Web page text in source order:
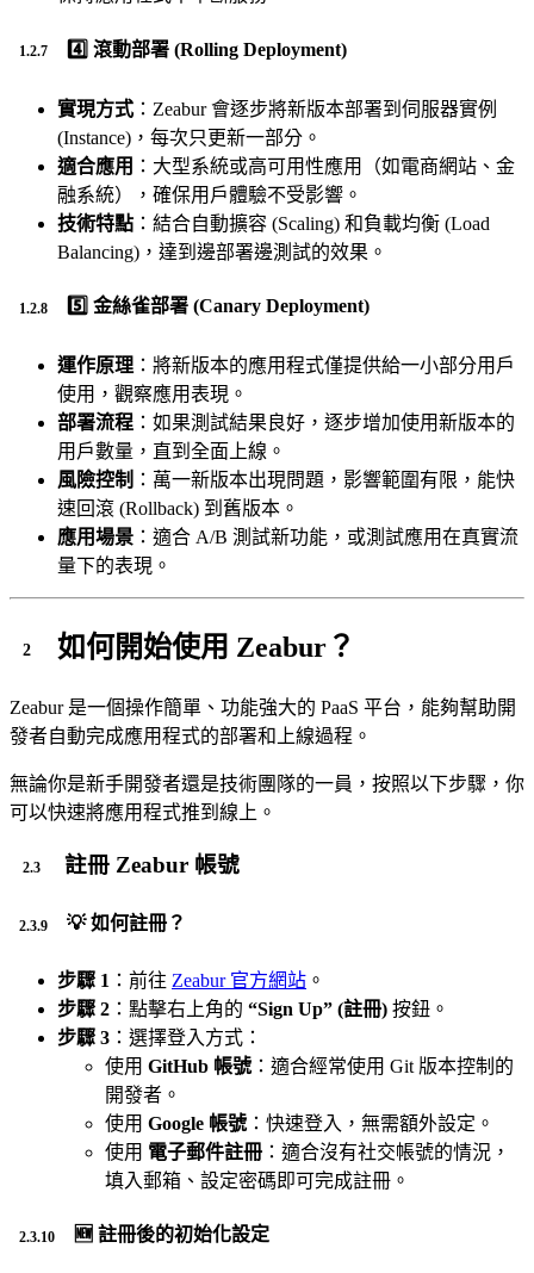
4️⃣ 滾動部署 (Rolling Deployment)
實現方式 ：Zeabur 會逐步將新版本部署到伺服器實例
(Instance)，每次只更新一部分。
適合應用 ：大型系統或高可用性應用（如電商網站、金
融系統），確保用戶體驗不受影響。
技術特點 ：結合自動擴容 (Scaling) 和負載均衡 (Load
Balancing)，達到邊部署邊測試的效果。
5️⃣ 金絲雀部署 (Canary Deployment)
運作原理 ：將新版本的應用程式僅提供給一小部分用戶
使用，觀察應用表現。
部署流程 ：如果測試結果良好，逐步增加使用新版本的
用戶數量，直到全面上線。
風險控制 ：萬一新版本出現問題，影響範圍有限，能快
速回滾 (Rollback) 到舊版本。
應用場景 ：適合 A/B 測試新功能，或測試應用在真實流
量下的表現。
如何開始使用 Zeabur？
Zeabur 是一個操作簡單、功能強大的 PaaS 平台，能夠幫助開
發者自動完成應用程式的部署和上線過程。
無論你是新手開發者還是技術團隊的一員，按照以下步驟，你
可以快速將應用程式推到線上。
註冊 Zeabur 帳號
💡 如何註冊？
步驟 1 ：前往 Zeabur 官方網站 。
步驟 2 ：點擊右上角的 “Sign Up” (註冊) 按鈕。
步驟 3 ：選擇登入方式：
使用 GitHub 帳號：適合經常使用 Git 版本控制的
開發者。
使用 Google 帳號：快速登入，無需額外設定。
使用 電子郵件註冊 ：適合沒有社交帳號的情況，
填入郵箱、設定密碼即可完成註冊。
🆕 註冊後的初始化設定